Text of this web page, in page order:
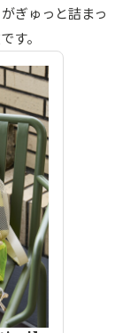
ぎゅっと詰まっ
す。